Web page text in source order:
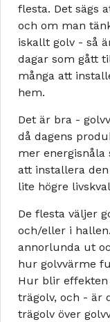
flesta. Det sägs
och om man
iskallt golv - så
dagar som gått
många att
hem.
Det är bra -
då dagens
mer
att installera
lite högre
De flesta väljer
och/eller i
annorlunda ut
hur golvvärme
Hur blir
trägolv, och - är
trägolv över